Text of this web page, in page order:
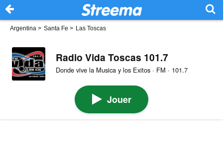
Argentina > Santa Fe > Las Toscas
Radio Vida Toscas 101.7
Donde vive la Musica y los Exitos · FM · 101.7
Jouer